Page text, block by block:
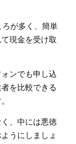
が多く、簡単
現金を受け取
ンでも申し込
を比較できる
、中には悪徳
うにしましょ